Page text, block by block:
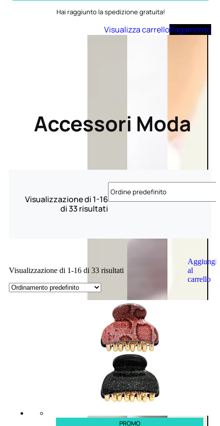
Aggiungi
al
carrello
Hai raggiunto la spedizione gratuita!
Visualizza carrelloPagamento
Accessori Moda
Visualizzazione di 1-16
di 33 risultati
Visualizzazione di 1-16 di 33 risultati
PROMO